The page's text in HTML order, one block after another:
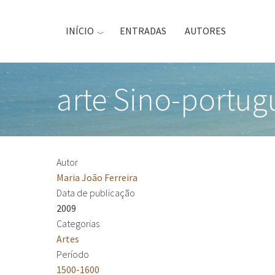
principal
INÍCIO ENTRADAS AUTORES
arte Sino-
Autor
Maria João Ferreira
Data de publicação
2009
Categorias
Artes
Período
1500-1600